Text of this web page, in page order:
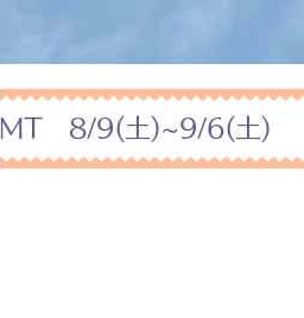
MT 8/9(土)~9/6(土)